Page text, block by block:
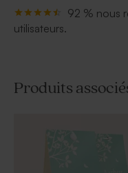
92 % nous
utilisateurs.
Produits